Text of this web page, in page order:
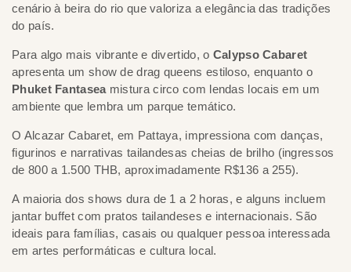
cenário à beira do rio que valoriza a elegância das tradições
do país.
Para algo mais vibrante e divertido, o Calypso Cabaret
apresenta um show de drag queens estiloso, enquanto o
Phuket Fantaseamistura circo com lendas locais em um
ambiente que lembra um parque temático.
O Alcazar Cabaret, em Pattaya, impressiona com danças,
figurinos e narrativas tailandesas cheias de brilho (ingressos
de 800 a 1.500 THB, aproximadamente R$136 a 255).
A maioria dos shows dura de 1 a 2 horas, e alguns incluem
jantar buffet com pratos tailandeses e internacionais. São
ideais para famílias, casais ou qualquer pessoa interessada
em artes performáticas e cultura local.